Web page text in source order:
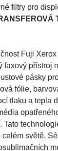
filtry pro
Fuji
faxový přístroj
pásky
fólie,
tlaku a tepla
Tato
světě.